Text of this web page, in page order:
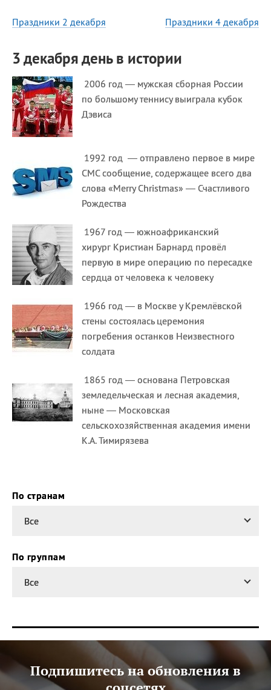
Праздники 2 декабря Праздники 4 декабря
3 декабря день в истории
2006 год — мужская сборная России
по большому теннису выиграла кубок
Дэвиса
1992 год — отправлено первое в мире
СМС сообщение, содержащее всего два
слова «Merry Christmas» — Счастливого
Рождества
1967 год — южноафриканский
хирург Кристиан Барнард провёл
первую в мире операцию по пересадке
сердца от человека к человеку
1966 год — в Москве у Кремлёвской
стены состоялась церемония
погребения останков Неизвестного
солдата
1865 год — основана Петровская
земледельческая и лесная академия,
ныне — Московская
сельскохозяйственная академия имени
К.А. Тимирязева
По странам
Все
По группам
Все
Подпишитесь на обновления в